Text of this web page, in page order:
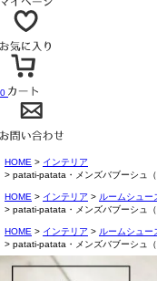
0
HOME
インテリア
patati-patata・メンズバブーシュ
HOME インテリア
ルームシュー
patati-patata・メンズバブーシュ
HOME インテリア ルームシュー
patati-patata・メンズバブーシュ